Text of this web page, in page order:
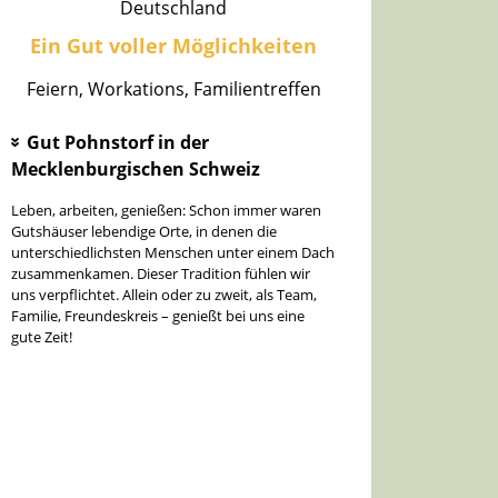
Deutschland
Ein Gut voller Möglichkeiten
Feiern, Workations, Familientreffen
»Gut Pohnstorf in der
Mecklenburgischen Schweiz
Leben, arbeiten, genießen: Schon immer waren
Gutshäuser lebendige Orte, in denen die
unterschiedlichsten Menschen unter einem Dach
zusammenkamen. Dieser Tradition fühlen wir
uns verpflichtet. Allein oder zu zweit, als Team,
Familie, Freundeskreis – genießt bei uns eine
gute Zeit!